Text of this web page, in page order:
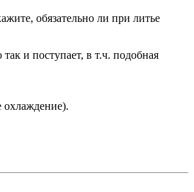
обязательно ли при литье
и поступает, в т.ч. подобная
охлаждение).